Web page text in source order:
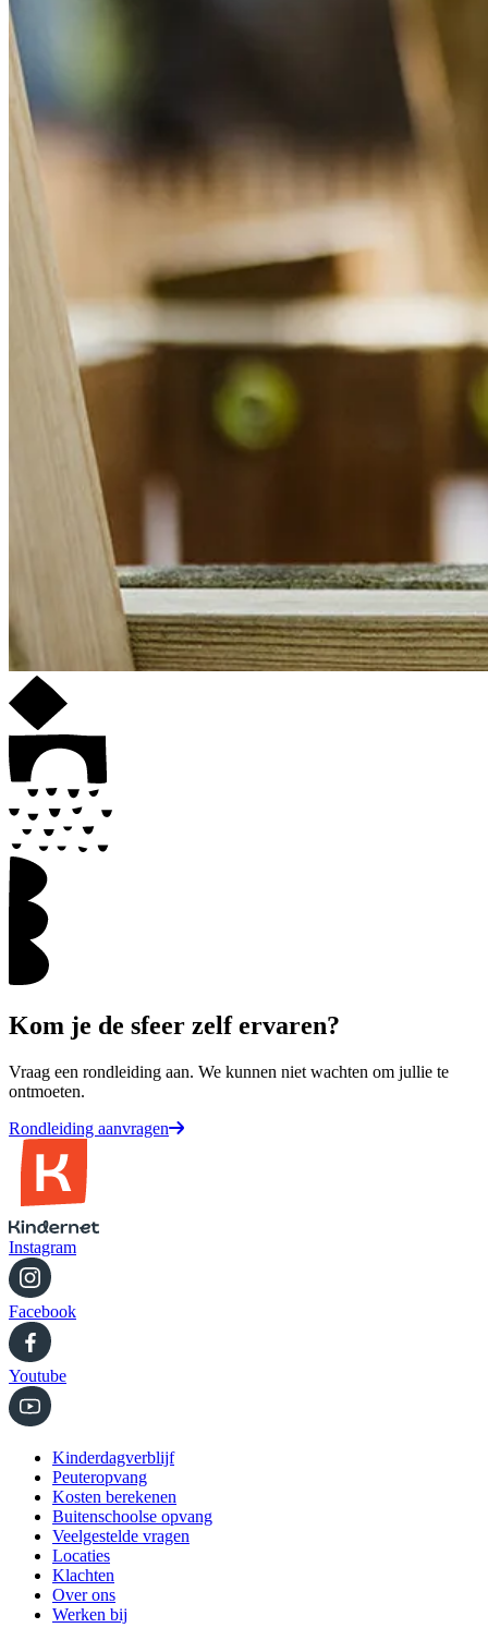
Kom je de sfeer zelf ervaren?
Vraag een rondleiding aan. We kunnen niet wachten om jullie te
ontmoeten.
Rondleiding aanvragen
Instagram
Facebook
Youtube
Kinderdagverblijf
Peuteropvang
Kosten berekenen
Buitenschoolse opvang
Veelgestelde vragen
Locaties
Klachten
Over ons
Werken bij